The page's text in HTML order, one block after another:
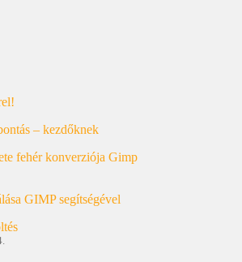
– kezdőknek
fehér konverziója Gimp
GIMP segítségével